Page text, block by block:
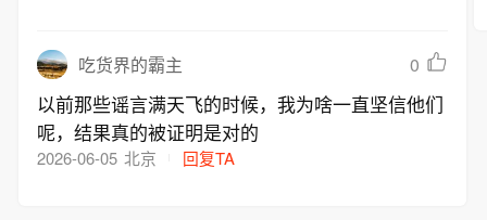
吃货界的霸主 0
以前那些谣言满天飞的时候，我为啥一直坚信他们
呢，结果真的被证明是对的
2026-06-05 北京 回复TA